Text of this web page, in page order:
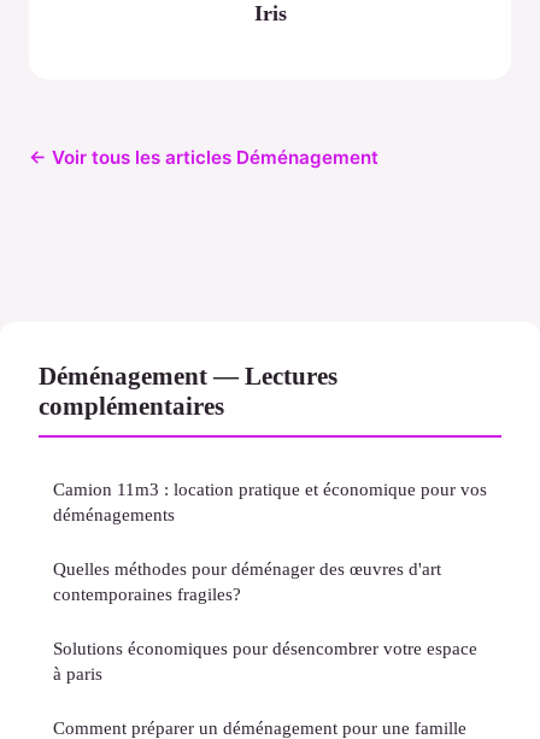
Iris
← Voir tous les articles Déménagement
Déménagement — Lectures
complémentaires
Camion 11m3 : location pratique et économique pour vos
déménagements
Quelles méthodes pour déménager des œuvres d'art
contemporaines fragiles?
Solutions économiques pour désencombrer votre espace
à paris
Comment préparer un déménagement pour une famille